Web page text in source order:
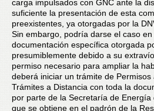
carga impulsados con GNC ante la
suficiente la presentación de esta
preexistentes, ya otorgadas por la
Sin embargo, podría darse el caso
documentación específica otorgada
presumiblemente debido a su
permiso necesario para ampliar la
deberá iniciar un trámite de
Trámites a Distancia con toda la
por parte de la Secretaría de
que se obtiene en el padrón de la